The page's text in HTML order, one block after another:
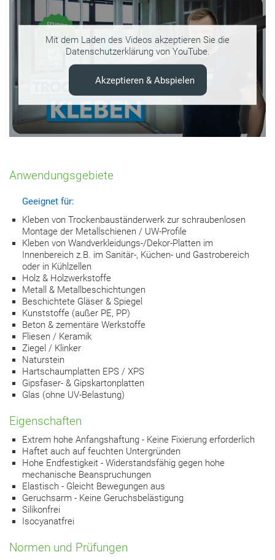
Mit dem Laden des Videos akzeptieren Sie die
Datenschutzerklärungvon YouTube.
Akzeptieren & Abspielen
Anwendungsgebiete
Geeignet für:
Kleben von Trockenbauständerwerk zur schraubenlosen
Montage der Metallschienen / UW-Profile
Kleben von Wandverkleidungs-/Dekor-Platten im
Innenbereich z.B. im Sanitär-, Küchen- und Gastrobereich
oder in Kühlzellen
Holz & Holzwerkstoffe
Metall & Metallbeschichtungen
Beschichtete Gläser & Spiegel
Kunststoffe (außer PE, PP)
Beton & zementäre Werkstoffe
Fliesen / Keramik
Ziegel / Klinker
Naturstein
Hartschaumplatten EPS / XPS
Gipsfaser- & Gipskartonplatten
Glas (ohne UV-Belastung)
Eigenschaften
Extrem hohe Anfangshaftung - Keine Fixierung erforderlich
Haftet auch auf feuchten Untergründen
Hohe Endfestigkeit - Widerstandsfähig gegen hohe
mechanische Beanspruchungen
Elastisch - Gleicht Bewegungen aus
Geruchsarm - Keine Geruchsbelästigung
Silikonfrei
Isocyanatfrei
Normen und Prüfungen